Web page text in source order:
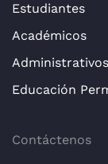
Estudiantes
Académicos
Administrativos
Educación
Contáctenos